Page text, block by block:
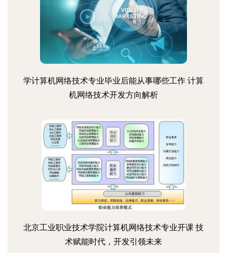
学计算机网络技术专业毕业后能从事哪些工作 计算
机网络技术开发方向解析
北京工业职业技术学院计算机网络技术专业开课 技
术赋能时代，开发引领未来